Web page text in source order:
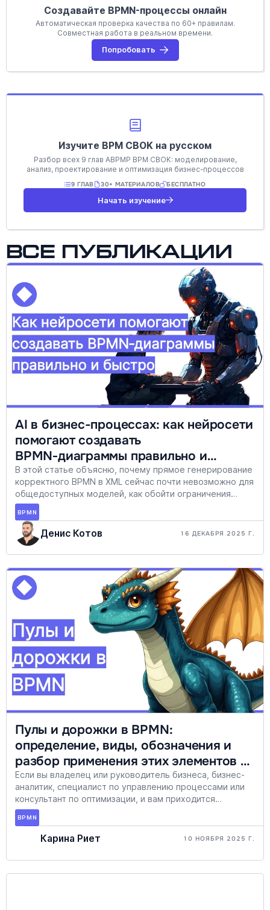
Создавайте BPMN-процессы онлайн
Автоматическая проверка качества по 60+ правилам.
Совместная работа в реальном времени.
Попробовать
Изучите BPM CBOK на русском
Разбор всех 9 глав ABPMP BPM CBOK: моделирование,
анализ, проектирование и оптимизация бизнес-процессов
9 ГЛАВ 30+ МАТЕРИАЛОВ БЕСПЛАТНО
Начать изучение
Все публикации
AI в бизнес-процессах: как нейросети
помогают создавать
BPMN‑диаграммы правильно и
быстро
В этой статье объясню, почему прямое генерирование
корректного BPMN в XML сейчас почти невозможно для
общедоступных моделей, как обойти ограничения
нейросетей и какие практические приемы использует
StormBPMN, чтобы превращать текстовые описания
процессов в рабочие диаграммы за минуты.
BPMN
Денис Котов 16 ДЕКАБРЯ 2025 Г.
Пулы и дорожки в BPMN:
определение, виды, обозначения и
разбор применения этих элементов на
практике
Если вы владелец или руководитель бизнеса, бизнес-
аналитик, специалист по управлению процессами или
консультант по оптимизации, и вам приходится
моделировать сквозные операции, в которых
участвуют разные отделы, компании или системы, эта
статья для вас.
BPMN
Карина Риет 10 НОЯБРЯ 2025 Г.